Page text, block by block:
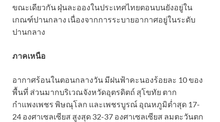
ขณะเดียวกัน ฝุ่นละอองในประเทศไทยตอนบนยังอยู่ใน
เกณฑ์ปานกลาง เนื่องจากการระบายอากาศอยู่ในระดับ
ปานกลาง
ภาคเหนือ
อากาศร้อนในตอนกลางวัน มีฝนฟ้าคะนองร้อยละ 10 ของ
พื้นที่ ส่วนมากบริเวณจังหวัดอุตรดิตถ์ สุโขทัย ตาก
กำแพงเพชร พิษณุโลก และเพชรบูรณ์ อุณหภูมิต่ำสุด 17-
24 องศาเซลเซียส สูงสุด 32-37 องศาเซลเซียส ลมตะวันตก